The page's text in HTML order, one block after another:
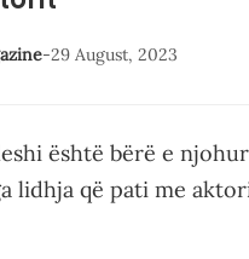
-29 August, 2023
është bërë e
lidhja që pati me